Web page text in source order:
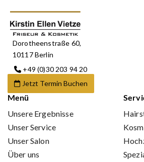
Dorotheenstraße 60,
10117 Berlin
+49 (0)30 203 94 20
Jetzt Termin Buchen
Menü
Unsere Ergebnisse
Unser Service
Unser Salon
Über uns